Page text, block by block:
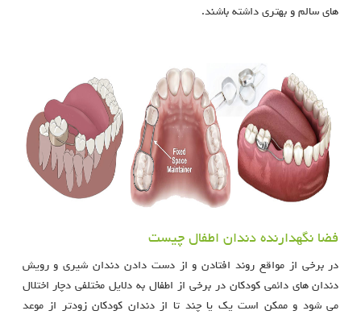
های سالم و بهتری داشته باشند.
فضا نگهدارنده دندان اطفال چیست
در برخی از مواقع روند افتادن و از دست دادن دندان شیری و رویش
دندان های دائمی کودکان در برخی از اطفال به دلایل مختلفی دچار اختلال
می شود و ممکن است یک یا چند تا از دندان کودکان زودتر از موعد